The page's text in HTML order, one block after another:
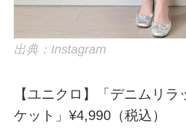
出典：Instagram
【ユニクロ】「デニムリラ
ケット」¥4,990（税込）